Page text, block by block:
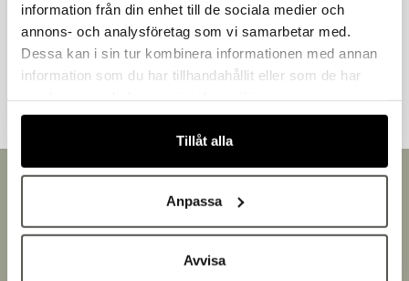
information från din enhet till de sociala medier och
annons- och analysföretag som vi samarbetar med.
Dessa kan i sin tur kombinera informationen med annan
information som du har tillhandahållit eller som de har
Tillåt alla
Anpassa
Avvisa
Andra kunder tittade även på
Snabb leverans
Leverans inom 3-5 arbetsdagar.
Brett sortiment
Välkommen till Bakers!
Handlar du som företag eller privatperson?
Fortsätt som privatperson